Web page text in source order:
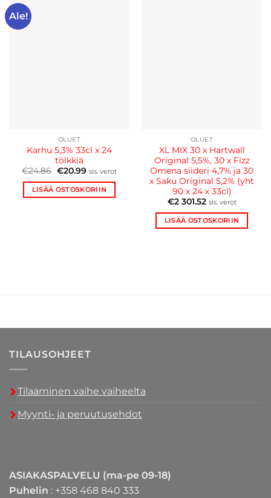
Ale!
OLUET
Karhu 5,3% 33cl x 24
tölkkiä
€24.86 Alkuperäinen
oli:
€24.86.
€20.99Nykyinen
on:
€20.99.
sis. verot
LISÄÄ OSTOSKORIIN
OLUET
XL MIX 30 x Hartwall
Original 5,5%, 30 x Fizz
Omena siideri 4,7% ja 30
x Saku Original 5,2% (yht
90 x 24 x 33cl)
€2 301.52 sis. verot
LISÄÄ OSTOSKORIIN
TILAUSOHJEET
Tilaaminen vaihe vaiheelta
Myynti- ja peruutusehdot
ASIAKASPALVELU (ma-pe 09-18)
Puhelin : +358 468 840 333